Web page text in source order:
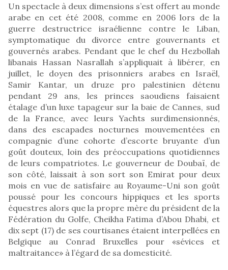
Un spectacle à deux dimensions s’est offert au monde
arabe en cet été 2008, comme en 2006 lors de la
guerre destructrice israélienne contre le Liban,
symptomatique du divorce entre gouvernants et
gouvernés arabes. Pendant que le chef du Hezbollah
libanais Hassan Nasrallah s’appliquait à libérer, en
juillet, le doyen des prisonniers arabes en Israël,
Samir Kantar, un druze pro palestinien détenu
pendant 29 ans, les princes saoudiens faisaient
étalage d’un luxe tapageur sur la baie de Cannes, sud
de la France, avec leurs Yachts surdimensionnés,
dans des escapades nocturnes mouvementées en
compagnie d’une cohorte d’escorte bruyante d’un
goût douteux, loin des préoccupations quotidiennes
de leurs compatriotes. Le gouverneur de Doubaï, de
son côté, laissait à son sort son Emirat pour deux
mois en vue de satisfaire au Royaume-Uni son goût
poussé pour les concours hippiques et les sports
équestres alors que la propre mère du président de la
Fédération du Golfe, Cheikha Fatima d’Abou Dhabi, et
dix sept (17) de ses courtisanes étaient interpellées en
Belgique au Conrad Bruxelles pour «sévices et
maltraitance» à l’égard de sa domesticité.